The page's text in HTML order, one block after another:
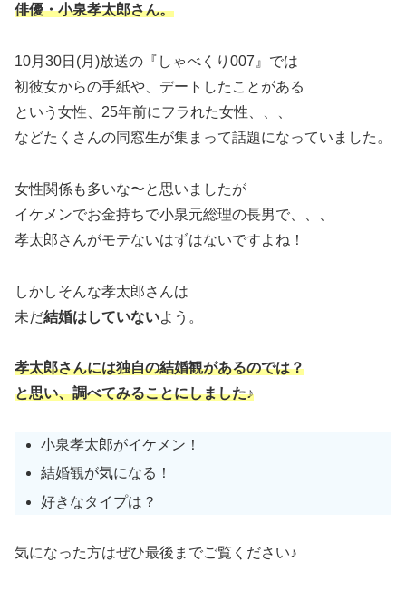
俳優・小泉孝太郎さん。
10月30日(月)放送の『しゃべくり007』では
初彼女からの手紙や、デートしたことがある
という女性、25年前にフラれた女性、、、
などたくさんの同窓生が集まって話題になっていました。
女性関係も多いな〜と思いましたが
イケメンでお金持ちで小泉元総理の長男で、、、
孝太郎さんがモテないはずはないですよね！
しかしそんな孝太郎さんは
未だ結婚はしていないよう。
孝太郎さんには独自の結婚観があるのでは？
と思い、調べてみることにしました♪
小泉孝太郎がイケメン！
結婚観が気になる！
好きなタイプは？
気になった方はぜひ最後までご覧ください♪